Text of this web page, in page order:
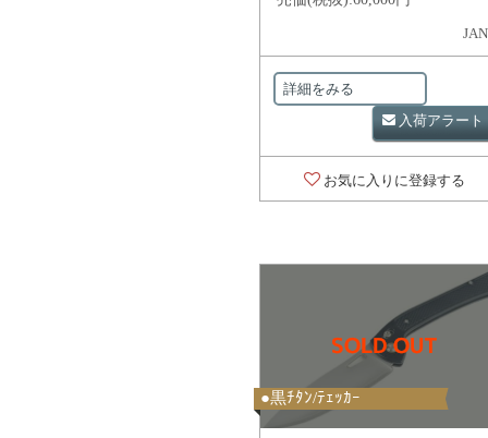
詳細をみる
入荷アラート
お気に入りに登録する
●黒ﾁﾀﾝ/ﾃｪｯｶｰ